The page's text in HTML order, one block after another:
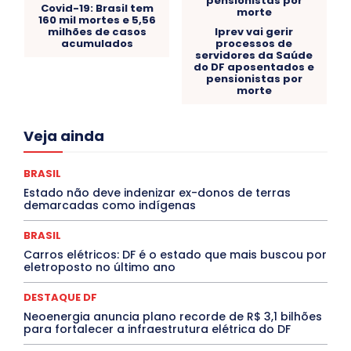
Covid-19: Brasil tem
160 mil mortes e 5,56
milhões de casos
acumulados
Iprev vai gerir
processos de
servidores da Saúde
do DF aposentados e
pensionistas por
morte
Veja ainda
Acre
Congressuanas & Esplanadumas
Covid-19
Crônica Política Crônicas
Cultura e Tal
DANÇA Dengue
Denuncia
DESTAQUE BRASIL
DESTAQUE DF
DESTAQUES OUTROS
ELEIÇÕES
EMPREGO E OPORTUNIDADES
ENTORNO
Especial
Espírito Santo
EVENTOS
EXPOSIÇÃO Featured
Febre Amarela
INTELIGÊNCIA ARTIFICIAL
INTERNACIONAL
Jogos Online
JUDICIÁRIO LITERATURA
Maranhão
BRASIL
Estado não deve indenizar ex-donos de terras
demarcadas como indígenas
BRASIL
Carros elétricos: DF é o estado que mais buscou por
eletroposto no último ano
DESTAQUE DF
Neoenergia anuncia plano recorde de R$ 3,1 bilhões
para fortalecer a infraestrutura elétrica do DF